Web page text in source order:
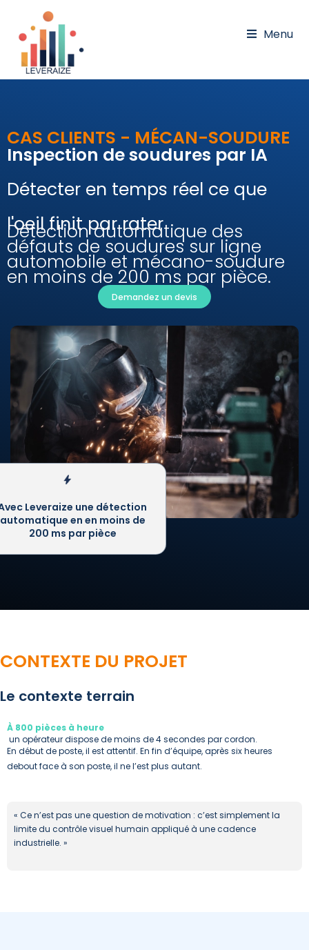
Menu
CAS CLIENTS - MÉCAN-SOUDURE
Inspection de soudures par IA
Détecter en temps réel ce que
l'oeil finit par rater
Détection automatique des
défauts de soudures sur ligne
automobile et mécano-soudure
en moins de 200 ms par pièce.
Demandez un devis
Leveraize une détection
automatique en en moins de
200 ms par pièce
CONTEXTE DU PROJET
Le contexte terrain
À 800 pièces à heure
un opérateur dispose de moins de 4 secondes par cordon.
En début de poste, il est attentif. En fin d’équipe, après six heures
debout face à son poste, il ne l’est plus autant.
« Ce n’est pas une question de motivation : c’est simplement la
limite du contrôle visuel humain appliqué à une cadence
industrielle. »